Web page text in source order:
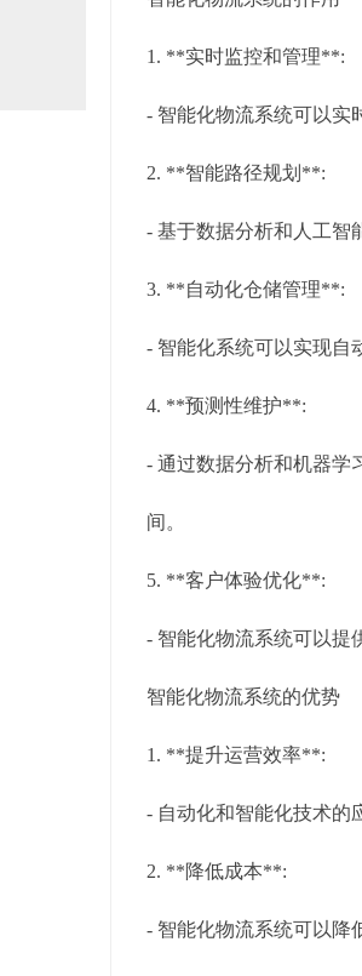
1. **实时监控和管理**:
- 智能化物流系统可以实
2. **智能路径规划**:
- 基于数据分析和人工智
3. **自动化仓储管理**:
- 智能化系统可以实现自
4. **预测性维护**:
- 通过数据分析和机器学
间。
5. **客户体验优化**:
- 智能化物流系统可以提
智能化物流系统的优势
1. **提升运营效率**:
- 自动化和智能化技术的
2. **降低成本**:
- 智能化物流系统可以降